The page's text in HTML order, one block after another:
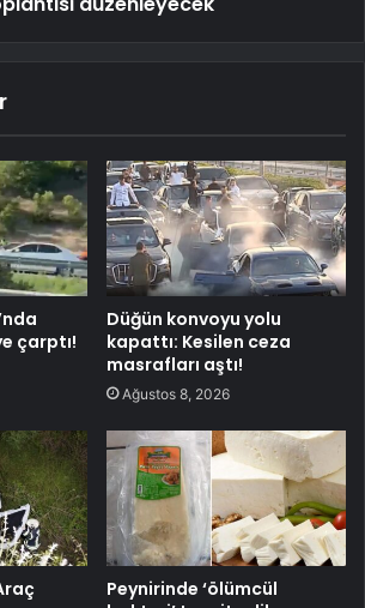
çarptı!
Düğün konvoyu yolu
kapattı: Kesilen ceza
masrafları aştı!
Ağustos 8, 2026
Peynirinde ‘ölümcül